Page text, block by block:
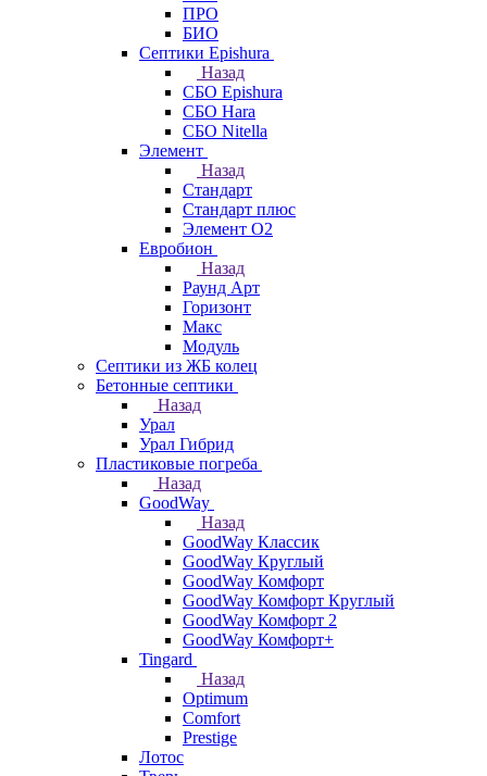
ПРО
БИО
Септики Epishura
Назад
СБО Epishura
СБО Hara
СБО Nitella
Элемент
Назад
Стандарт
Стандарт плюс
Элемент О2
Евробион
Назад
Раунд Арт
Горизонт
Макс
Модуль
Септики из ЖБ колец
Бетонные септики
Назад
Урал
Урал Гибрид
Пластиковые погреба
Назад
GoodWay
Назад
GoodWay Классик
GoodWay Круглый
GoodWay Комфорт
GoodWay Комфорт Круглый
GoodWay Комфорт 2
GoodWay Комфорт+
Tingard
Назад
Optimum
Comfort
Prestige
Лотос